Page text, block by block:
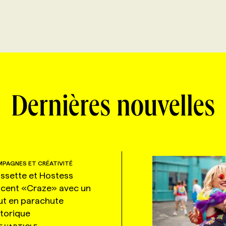
Dernières nouvelles
ET CRÉATIVITÉ
et Hostess
«Craze» avec un
en parachute